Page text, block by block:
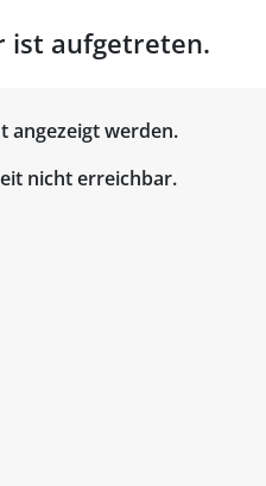
ist aufgetreten.
angezeigt werden.
nicht erreichbar.